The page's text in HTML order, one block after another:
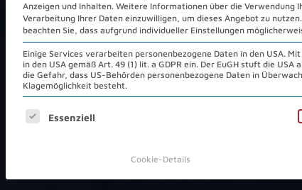
Remote Hands
Service:Ihre
Unterstützung
Telehouse
Anzeigen und Inhalten. Weitere Informationen über die Verwendung
Verarbeitung Ihrer Daten einzuwilligen, um dieses Angebot zu nutzen.
beachten Sie, dass aufgrund individueller Einstellungen
Einige Services verarbeiten personenbezogene Daten in den USA.
in den USA gemäß Art. 49 (1) lit. a GDPR ein. Der EuGH stuft die
die Gefahr, dass US-Behörden personenbezogene Daten in
Klagemöglichkeit besteht.
Es folgt eine Liste der Service-Gruppen, für die
Essenziell
Cookie-Details